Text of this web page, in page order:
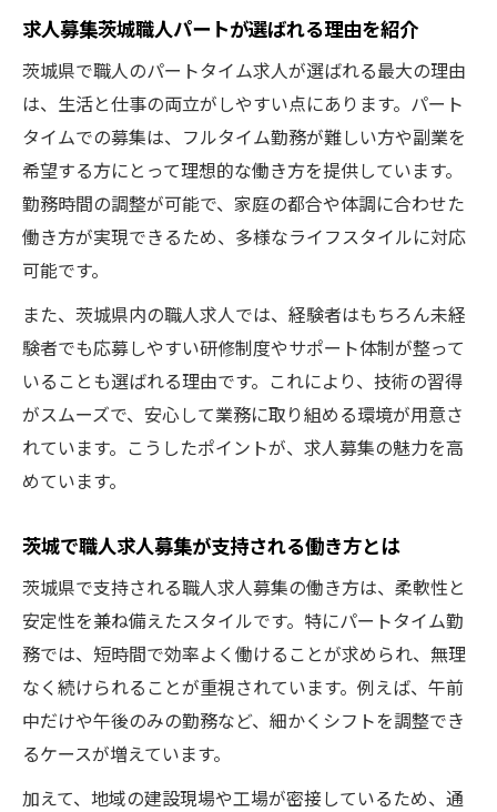
求人募集茨城職人パートが選ばれる理由を紹介
茨城県で職人のパートタイム求人が選ばれる最大の理由
は、生活と仕事の両立がしやすい点にあります。パート
タイムでの募集は、フルタイム勤務が難しい方や副業を
希望する方にとって理想的な働き方を提供しています。
勤務時間の調整が可能で、家庭の都合や体調に合わせた
働き方が実現できるため、多様なライフスタイルに対応
可能です。
また、茨城県内の職人求人では、経験者はもちろん未経
験者でも応募しやすい研修制度やサポート体制が整って
いることも選ばれる理由です。これにより、技術の習得
がスムーズで、安心して業務に取り組める環境が用意さ
れています。こうしたポイントが、求人募集の魅力を高
めています。
茨城で職人求人募集が支持される働き方とは
茨城県で支持される職人求人募集の働き方は、柔軟性と
安定性を兼ね備えたスタイルです。特にパートタイム勤
務では、短時間で効率よく働けることが求められ、無理
なく続けられることが重視されています。例えば、午前
中だけや午後のみの勤務など、細かくシフトを調整でき
るケースが増えています。
加えて、地域の建設現場や工場が密接しているため、通